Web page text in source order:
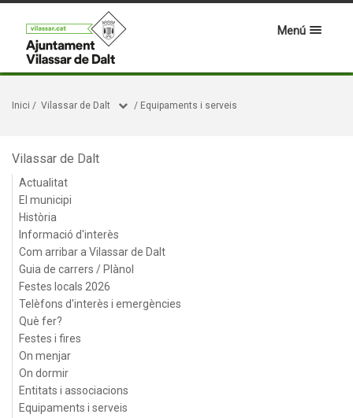
Menú
Inici / Vilassar de Dalt / Equipaments i serveis
Vilassar de Dalt
Actualitat
El municipi
Història
Informació d'interès
Com arribar a Vilassar de Dalt
Guia de carrers / Plànol
Festes locals 2026
Telèfons d'interès i emergències
Què fer?
Festes i fires
On menjar
On dormir
Entitats i associacions
Equipaments i serveis